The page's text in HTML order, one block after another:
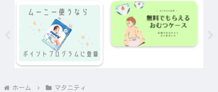
ホーム マタニティ